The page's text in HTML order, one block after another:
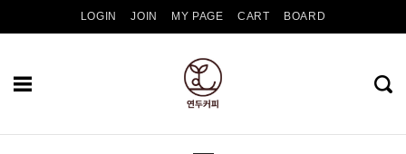
LOGIN JOIN MY PAGE CART BOARD